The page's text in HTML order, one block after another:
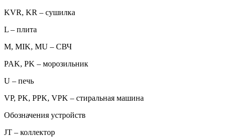
KVR, KR – сушилка
L – плита
M, MIK, MU – СВЧ
PAK, PK – морозильник
U – печь
VP, PK, PPK, VPK – стиральная машина
Обозначения устройств
JT – коллектор